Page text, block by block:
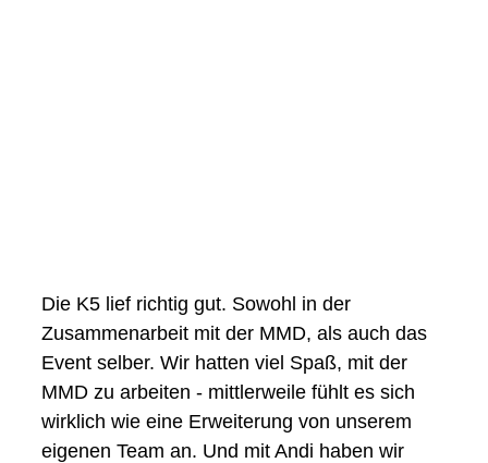
Die K5 lief richtig gut. Sowohl in der
Zusammenarbeit mit der MMD, als auch das
Event selber. Wir hatten viel Spaß, mit der
MMD zu arbeiten - mittlerweile fühlt es sich
wirklich wie eine Erweiterung von unserem
eigenen Team an. Und mit Andi haben wir